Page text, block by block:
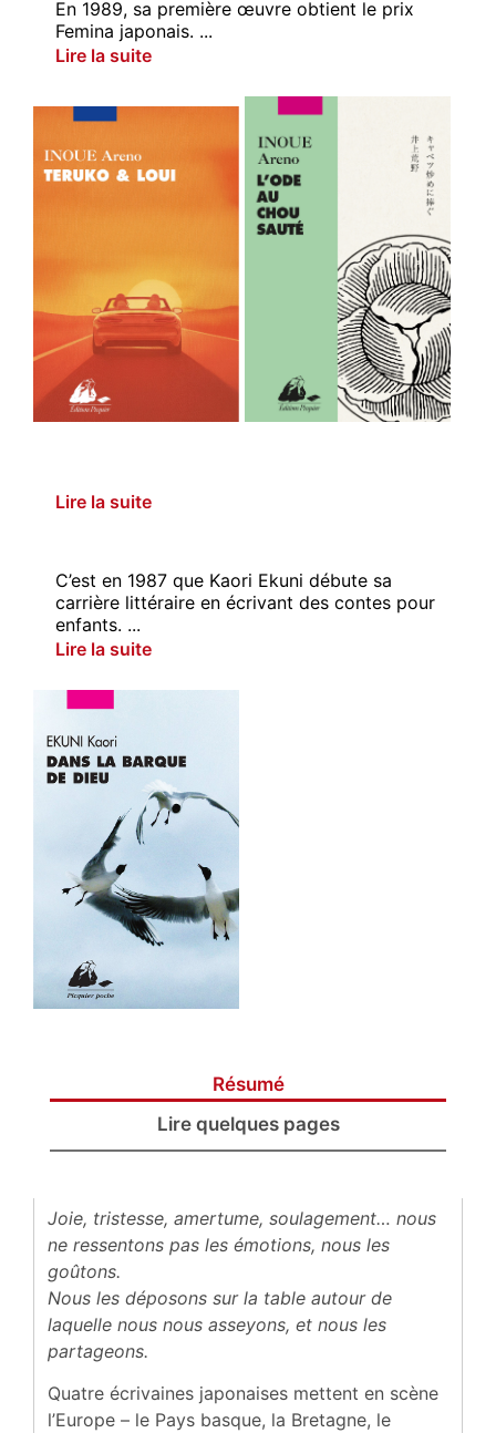
En 1989, sa première œuvre obtient le prix
Femina japonais. ...
Lire la suite
Lire la suite
C’est en 1987 que Kaori Ekuni débute sa
carrière littéraire en écrivant des contes pour
enfants. ...
Lire la suite
Résumé
Lire quelques pages
Joie, tristesse, amertume, soulagement… nous
ne ressentons pas les émotions, nous les
goûtons.
Nous les déposons sur la table autour de
laquelle nous nous asseyons, et nous les
partageons.
Quatre écrivaines japonaises mettent en scène
l’Europe – le Pays basque, la Bretagne, le